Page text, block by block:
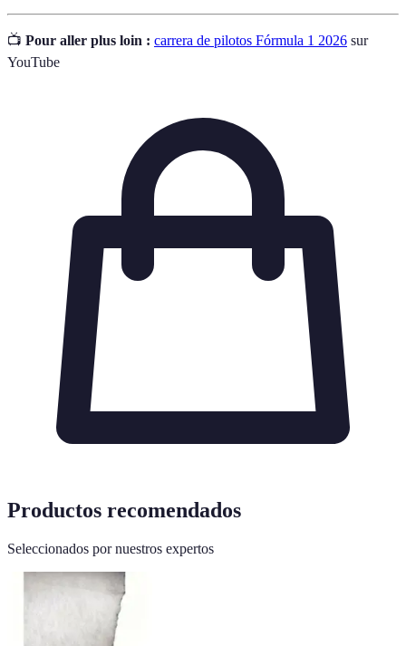
📺 Pour aller plus loin : carrera de pilotos Fórmula 1 2026 sur
YouTube
Productos recomendados
Seleccionados por nuestros expertos